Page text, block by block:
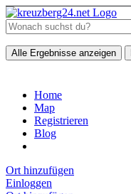
Alle Ergebnisse anzeigen
Home
Map
Registrieren
Blog
Ort hinzufügen
Einloggen